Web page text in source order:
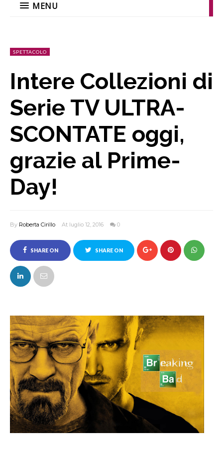
MENU
SPETTACOLO
Intere Collezioni di
Serie TV ULTRA-
SCONTATE oggi,
grazie al Prime-
Day!
By Roberta Cirillo At luglio 12, 2016 0
SHARE ON
FACEBOOK
SHARE ON